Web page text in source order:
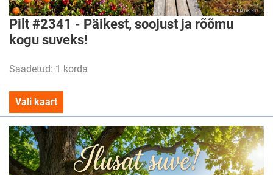
Pilt #2341 - Päikest, soojust ja rõõmu
kogu suveks!
Saadetud: 1 korda
Vali kaart